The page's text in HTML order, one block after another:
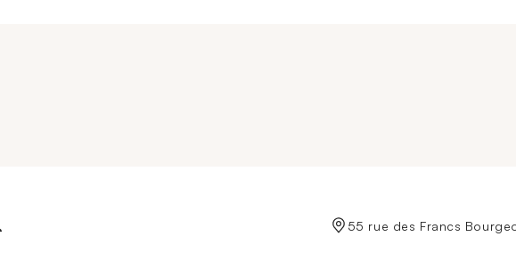
Aller à l'accueil de Crédit Municipal de Paris 55 rue des Francs